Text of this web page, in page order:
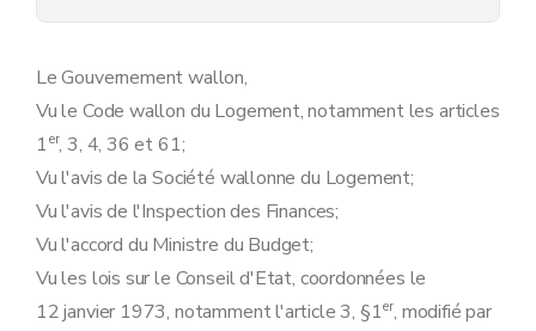
Le Gouvernement wallon,
Vu le Code wallon du Logement, notamment les articles
1er, 3, 4, 36 et 61;
Vu l'avis de la Société wallonne du Logement;
Vu l'avis de l'Inspection des Finances;
Vu l'accord du Ministre du Budget;
Vu les lois sur le Conseil d'Etat, coordonnées le
12 janvier 1973, notamment l'article 3, §1er, modifié par